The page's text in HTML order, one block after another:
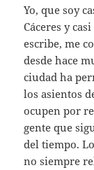
Yo, que soy
Cáceres y
escribe, me
desde hace
ciudad ha
los asientos
ocupen por
gente que
del tiempo.
no siempre